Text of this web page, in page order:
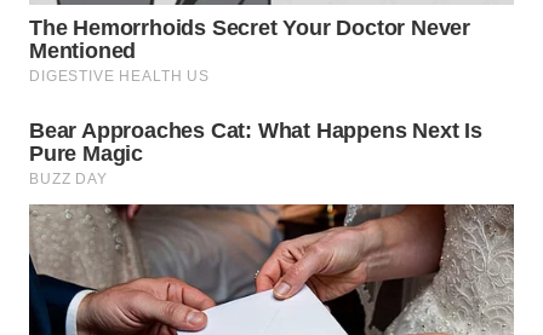
WN
TAPANULI
UTARA
WN
SAMOSIR
WN
PADANG
LAWAS